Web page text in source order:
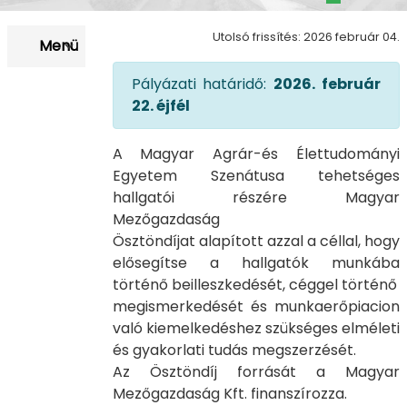
Menü Utolsó frissítés: 2026 február 04.
Pályázati határidő: 2026. február
22. éjfél
A Magyar Agrár-és Élettudományi
Egyetem Szenátusa tehetséges
hallgatói részére Magyar
Mezőgazdaság
Ösztöndíjat alapított azzal a céllal, hogy
elősegítse a hallgatók munkába
történő beilleszkedését, céggel történő
megismerkedését és munkaerőpiacion
való kiemelkedéshez szükséges elméleti
és gyakorlati tudás megszerzését.
Az Ösztöndíj forrását a Magyar
Mezőgazdaság Kft. finanszírozza.